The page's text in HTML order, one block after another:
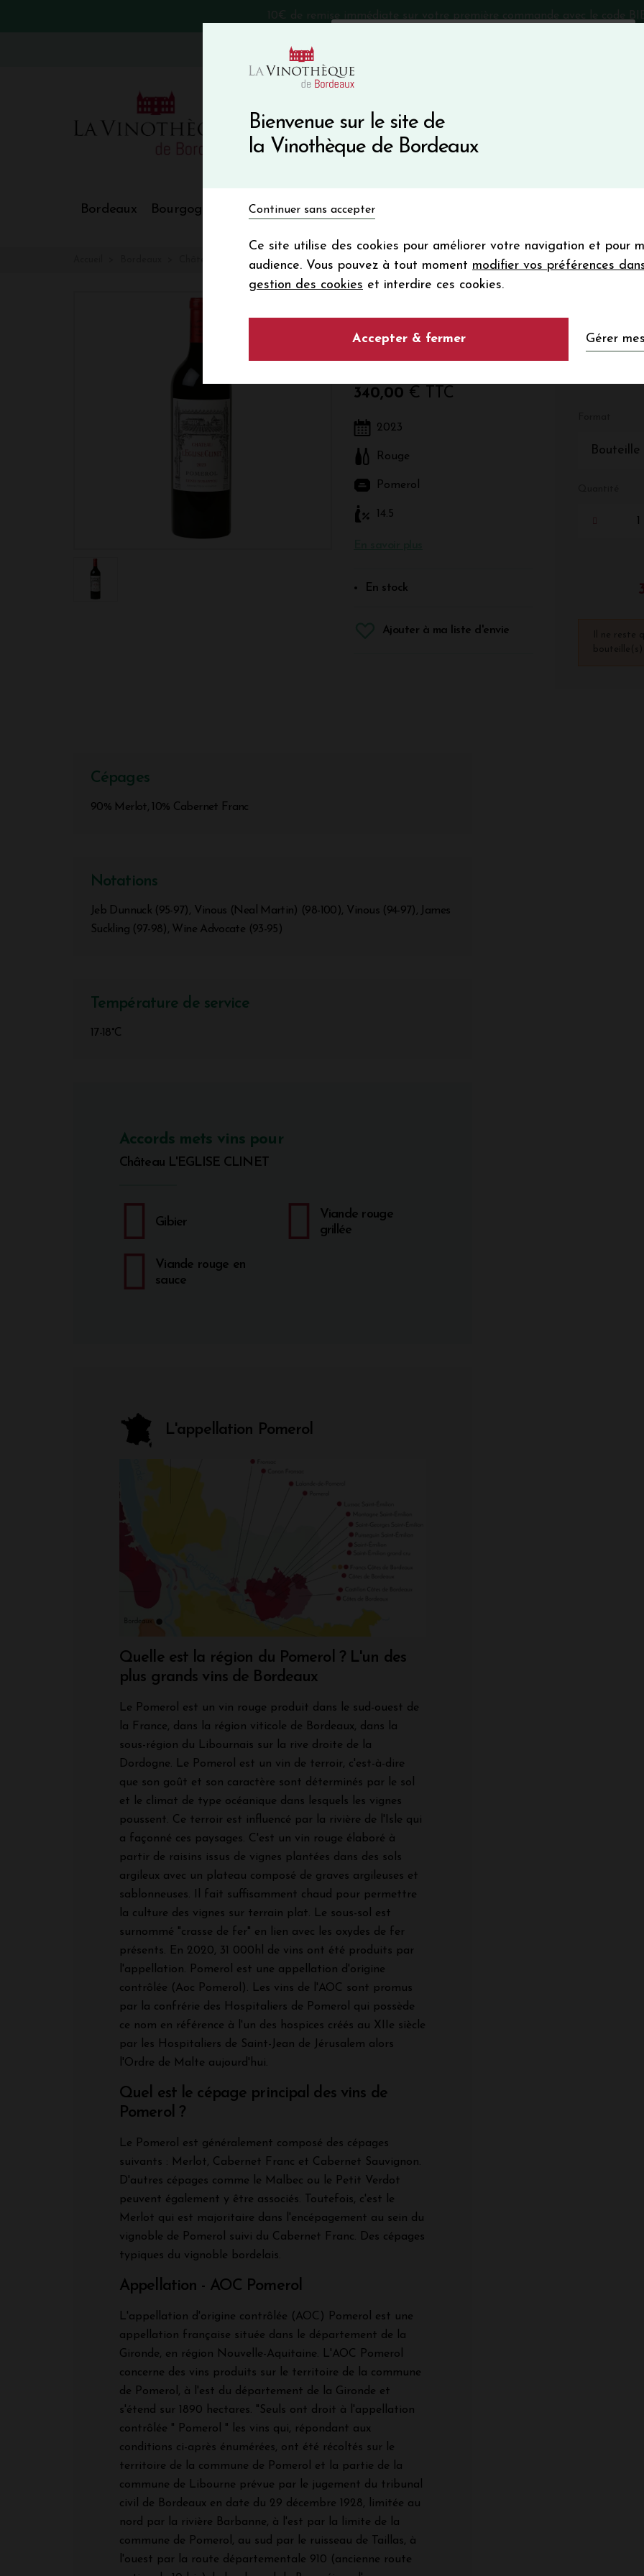
Bienvenue sur le site de
la Vinothèque de Bordeaux
Continuer sans accepter
Ce site utilise des cookies pour améliorer votre navigation et pour
audience. Vous pouvez à tout moment modifier vos préférences
gestion des cookies et interdire ces cookies.
Accepter & fermer Gérer
VinoBlog
Bordeaux Bourgogne Nos Régions Vins du monde
Château L'EGLISE CLINET
Château
Rouge - Bordeaux - Pomerol
340,00 € TTC
2023
Rouge
Pomerol
14.5
En stock
Ajouter à ma liste d'envie
Cépages
90% Merlot, 10% Cabernet Franc
Notations
Jeb Dunnuck (95-97), Vinous (Neal Martin) (98-100), Vinous (94-97), James
Suckling (97-98), Wine Advocate (93-95)
Température de service
17-18°C
Accords mets vins pour
Château L'EGLISE CLINET
Gibier
Viande rouge
grillée
Viande rouge en
sauce
L'appellation Pomerol
Quelle est la région du Pomerol ? L'un des
plus grands vins de Bordeaux
Le Pomerol est un vin rouge produit dans le sud-ouest de
la France, dans la région viticole de Bordeaux, dans la
sous-région du Libournais sur la rive droite de la
Dordogne. Le Pomerol est un vin de terroir, c'est-à-dire
que son goût et son caractère sont déterminés par le sol
et le climat de type océanique dans lesquels les vignes
poussent. Ce terroir est influencé par la rivière de l'Isle qui
a façonné ces paysages. C'est un vin rouge élaboré à
partir de raisins issus de vignes plantées dans des sols
argileux avec un plateau composé de graves argileuses et
sablonneuses. Il fait suffisamment chaud pour permettre
la culture des vignes sur terrain plat. Le sous-sol est
surnommé "crasse de fer" en lien avec les oxydes de fer
présents. En 2020, 31 000hl de vins ont été produits par
l'appellation. Pomerol est une appellation d'origine
contrôlée (Aoc Pomerol). Les vins de l'AOC sont promus
par la confrérie des Hospitaliers de Pomerol qui possède
ce nom en référence à l'un des hospices créés au XIIe siècle
par les Hospitaliers de Saint-Jean de Jérusalem alors
l'Ordre de Malte aujourd'hui.
Quel est le cépage principal des vins de
Pomerol ?
Le Pomerol est généralement composé des cépages
suivants : Merlot, Cabernet Franc et Cabernet Sauvignon.
D'autres cépages comme le Malbec ou le Petit Verdot
peuvent également y être associés. Toutefois, c'est le
Merlot qui est majoritaire dans l'encépagement au sein du
vignoble de Pomerol suivi du Cabernet Franc. Des cépages
typiques du vignoble bordelais.
Appellation - AOC Pomerol
L'appellation d'origine contrôlée (AOC) Pomerol est une
appellation française située dans le département de la
Gironde, en région Nouvelle-Aquitaine. L'AOC Pomerol
concerne des vins produits sur le territoire de la commune
de Pomerol, à l'est du département de la Gironde et
s'étend sur 1890 hectares. "Seuls ont droit à l'appellation
contrôlée " Pomerol " les vins qui, répondant aux
conditions ci-après énumérées, ont été récoltés sur le
territoire de la commune de Pomerol et la partie de la
commune de Libourne prévue par le jugement du tribunal
civil de Bordeaux en date du 29 décembre 1928, limitée au
nord par la rivière Barbanne, à l'est par la limite de la
commune de Pomerol, au sud par le ruisseau de Taillas, à
l'ouest par la route départementale 910 (ancienne route
En m’abonnant, j’accepte de recevoir la
Vinothèque de Bordeaux.